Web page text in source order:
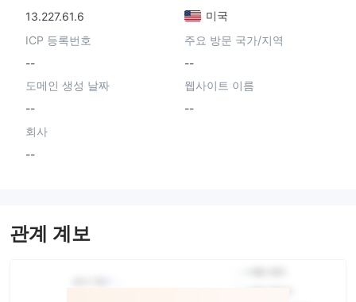
13.227.61.6
미국
ICP 등록번호
--
주요 방문 국가/지역
--
도메인 생성 날짜
--
웹사이트 이름
--
회사
--
관계 계보